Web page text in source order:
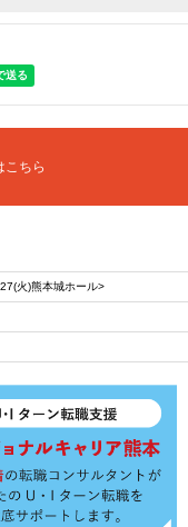
こちら
火)熊本城ホール>